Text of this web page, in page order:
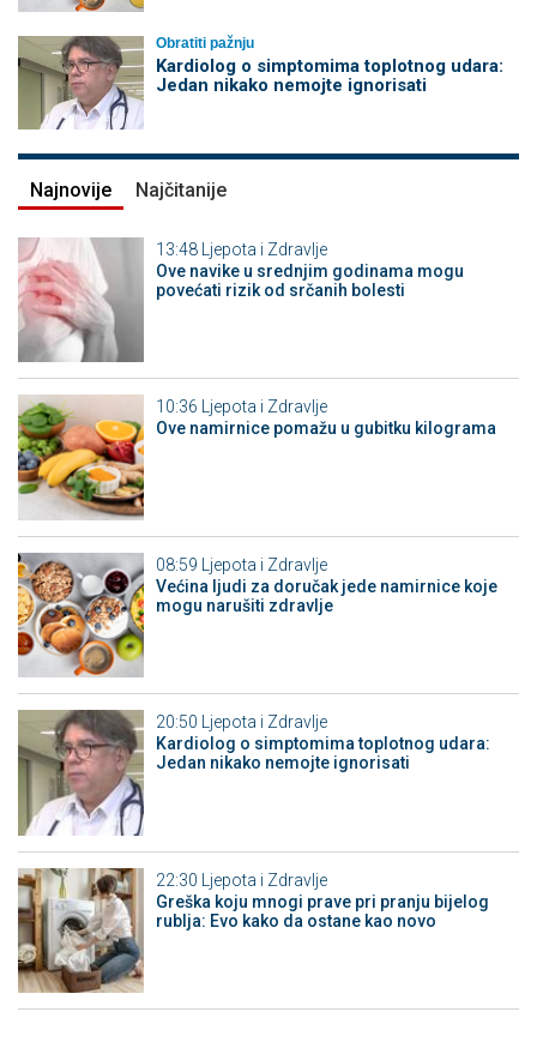
Obratiti pažnju
Kardiolog o simptomima toplotnog udara:
Jedan nikako nemojte ignorisati
Najnovije Najčitanije
13:48 Ljepota i Zdravlje
Ove navike u srednjim godinama mogu
povećati rizik od srčanih bolesti
10:36
Ljepota i Zdravlje
Ove namirnice pomažu u gubitku kilograma
08:59 Ljepota i Zdravlje
Većina ljudi za doručak jede namirnice koje
mogu narušiti zdravlje
20:50
Ljepota i Zdravlje
Kardiolog o simptomima toplotnog udara:
Jedan nikako nemojte ignorisati
22:30 Ljepota i Zdravlje
Greška koju mnogi prave pri pranju bijelog
rublja: Evo kako da ostane kao novo